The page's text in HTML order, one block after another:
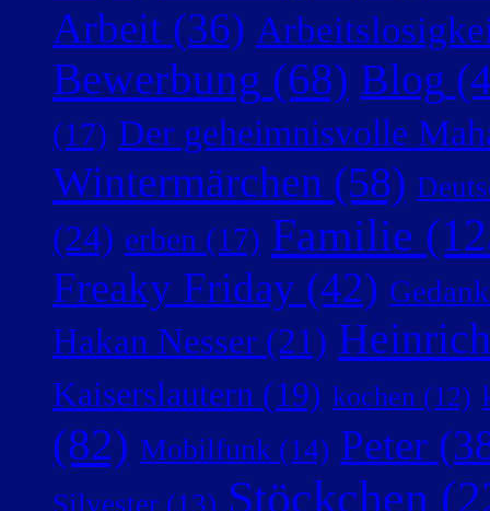
Arbeit (36)
Bewerbung (68) Blog
(17) Der geheimnisvolle
Wintermärchen (58)
(24) erben (17) Familie
Freaky Friday (42)
Hakan Nesser (21)
Kaiserslautern (19) kochen (12)
(82) Mobilfunk (14) Peter
Silvester (13) Stöckchen